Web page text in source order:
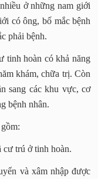
ở những nam giới
có ông, bố mắc bệnh
phải bệnh.
tinh hoàn có khả năng
khám, chữa trị. Còn
sang các khu vực, cơ
bệnh nhân.
trú ở tinh hoàn.
và xâm nhập được